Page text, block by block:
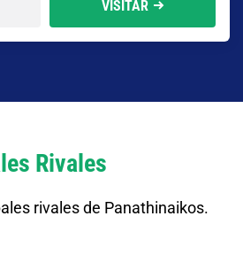
VISITAR
Rivales
rivales de Panathinaikos.